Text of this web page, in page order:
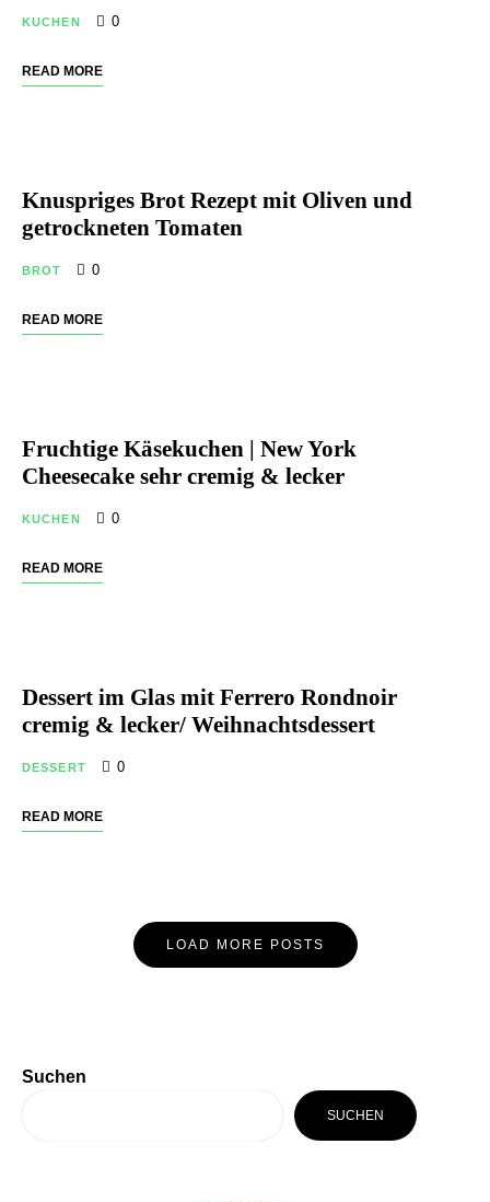
KUCHEN 0
READ MORE
Knuspriges Brot Rezept mit Oliven und
getrockneten Tomaten
BROT 0
READ MORE
Fruchtige Käsekuchen | New York
Cheesecake sehr cremig & lecker
KUCHEN 0
READ MORE
Dessert im Glas mit Ferrero Rondnoir
cremig & lecker/ Weihnachtsdessert
DESSERT 0
READ MORE
Navigation
LOAD MORE POSTS
Suchen
SUCHEN